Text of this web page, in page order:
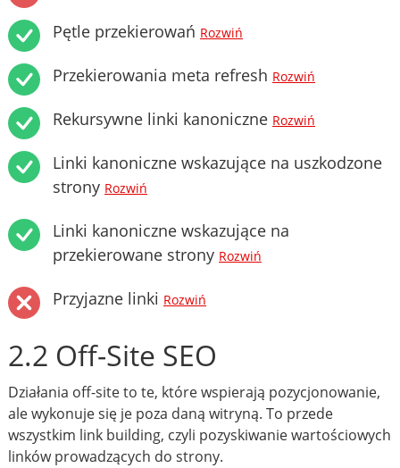
Pętle przekierowań Rozwiń
Przekierowania meta refresh Rozwiń
Rekursywne linki kanoniczne Rozwiń
Linki kanoniczne wskazujące na uszkodzone
strony Rozwiń
Linki kanoniczne wskazujące na
przekierowane strony Rozwiń
Przyjazne linki Rozwiń
2.2 Off-Site SEO
Działania off-site to te, które wspierają pozycjonowanie,
ale wykonuje się je poza daną witryną. To przede
wszystkim link building, czyli pozyskiwanie wartościowych
linków prowadzących do strony.